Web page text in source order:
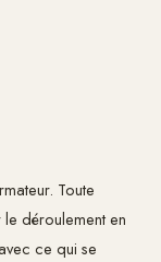
Toute
déroulement en
ce qui se